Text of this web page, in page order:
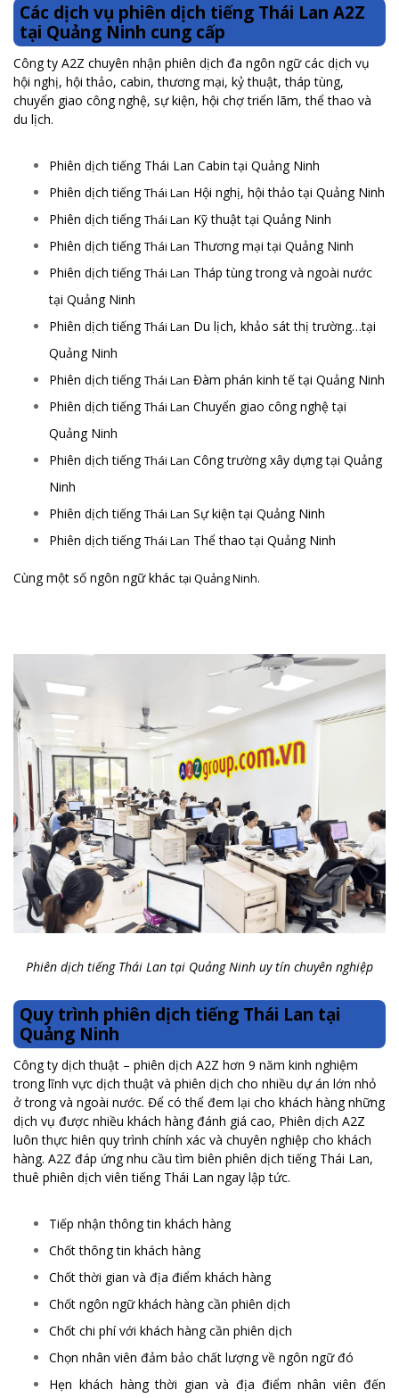
Các dịch vụ phiên dịch tiếng Thái Lan A2Z
tại Quảng Ninh cung cấp
Công ty A2Z chuyên nhận phiên dịch đa ngôn ngữ các dịch vụ
hội nghị, hội thảo, cabin, thương mại, kỷ thuật, tháp tùng,
chuyển giao công nghệ, sự kiện, hội chợ triển lãm, thể thao và
du lịch.
Phiên dịch tiếng Thái Lan Cabin tại Quảng Ninh
Phiên dịch tiếngThái Lan Hội nghị, hội thảo tại Quảng Ninh
Phiên dịch tiếngThái Lan Kỹ thuật tại Quảng Ninh
Phiên dịch tiếngThái Lan Thương mại tại Quảng Ninh
Phiên dịch tiếngThái Lan Tháp tùng trong và ngoài nước
tại Quảng Ninh
Phiên dịch tiếngThái Lan Du lịch, khảo sát thị trường…tại
Quảng Ninh
Phiên dịch tiếngThái Lan Đàm phán kinh tế tại Quảng Ninh
Phiên dịch tiếngThái Lan Chuyển giao công nghệ tại
Quảng Ninh
Phiên dịch tiếngThái Lan Công trường xây dựng tại Quảng
Ninh
Phiên dịch tiếngThái Lan Sự kiện tại Quảng Ninh
Phiên dịch tiếngThái Lan Thể thao tại Quảng Ninh
Cùng một số ngôn ngữ khác tại Quảng Ninh.
Phiên dịch tiếng Thái Lan tại Quảng Ninh uy tín chuyên nghiệp
Quy trình phiên dịch tiếng Thái Lan tại
Quảng Ninh
Công ty dịch thuật – phiên dịch A2Z hơn 9 năm kinh nghiệm
trong lĩnh vực dịch thuật và phiên dịch cho nhiều dự án lớn nhỏ
ở trong và ngoài nước. Để có thể đem lại cho khách hàng những
dịch vụ được nhiều khách hàng đánh giá cao, Phiên dịch A2Z
luôn thực hiên quy trình chính xác và chuyên nghiệp cho khách
hàng. A2Z đáp ứng nhu cầu tìm biên phiên dịch tiếng Thái Lan,
thuê phiên dịch viên tiếng Thái Lan ngay lập tức.
Tiếp nhận thông tin khách hàng
Chốt thông tin khách hàng
Chốt thời gian và địa điểm khách hàng
Chốt ngôn ngữ khách hàng cần phiên dịch
Chốt chi phí với khách hàng cần phiên dịch
Chọn nhân viên đảm bảo chất lượng về ngôn ngữ đó
Hẹn khách hàng thời gian và địa điểm nhân viên đến